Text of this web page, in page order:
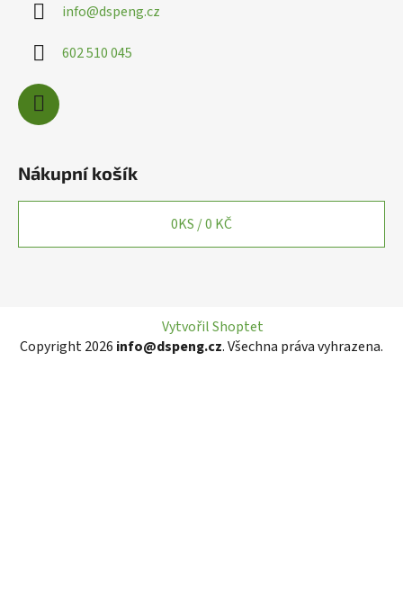
info@dspeng.cz
602 510 045
Nákupní košík
0KS /0 KČ
Vytvořil Shoptet
Copyright 2026 info@dspeng.cz. Všechna práva vyhrazena.